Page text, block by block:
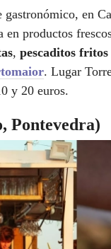
gastronómico, en
en productos
, pescaditos fritos
. Lugar
y 20 euros.
Pontevedra)